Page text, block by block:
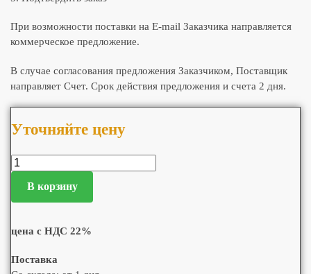
При возможности поставки на E-mail Заказчика направляется
коммерческое предложение.
В случае согласования предложения Заказчиком, Поставщик
направляет Счет. Срок действия предложения и счета 2 дня.
Уточняйте цену
В корзину
цена с НДС 22%
Поставка